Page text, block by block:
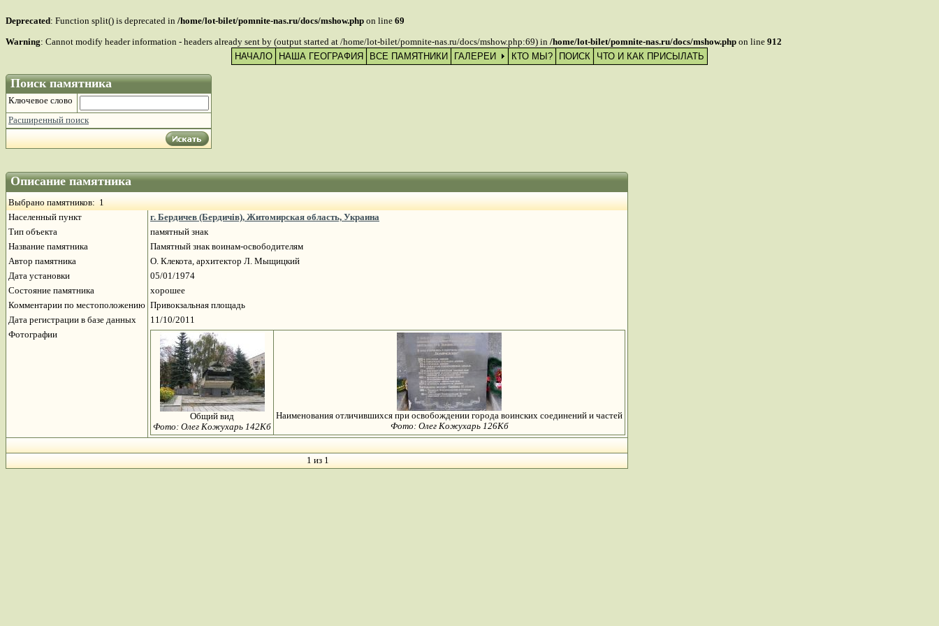
Deprecated: Function split() is deprecated in /home/lot-bilet/pomnite-nas.ru/docs/mshow.php on line 69
Warning: Cannot modify header information - headers already sent by (output started at /home/lot-bilet/pomnite-nas.ru/docs/mshow.php:69) in /home/lot-bilet/pomnite-nas.ru/docs/mshow.php on line 912
НАЧАЛО НАША ГЕОГРАФИЯ ВСЕ ПАМЯТНИКИ ГАЛЕРЕИ КТО МЫ? ПОИСК ЧТО И КАК ПРИСЫЛАТЬ
Поиск памятника
Ключевое слово
Расширенный поиск
Описание памятника
Выбрано памятников: 1
Населенный пункт
г. Бердичев (Бердичів), Житомирская область, Украина
Тип объекта
памятный знак
Название памятника
Памятный знак воинам-освободителям
Автор памятника
О. Клекота, архитектор Л. Мыщицкий
Дата установки
05/01/1974
Состояние памятника
хорошее
Комментарии по местоположению Привокзальная площадь
Дата регистрации в базе данных
11/10/2011
Фотографии
Общий вид
Фото: Олег Кожухарь 142Кб
Наименования отличившихся при освобождении города воинских соединений и частей
Фото: Олег Кожухарь 126Кб
1 из 1